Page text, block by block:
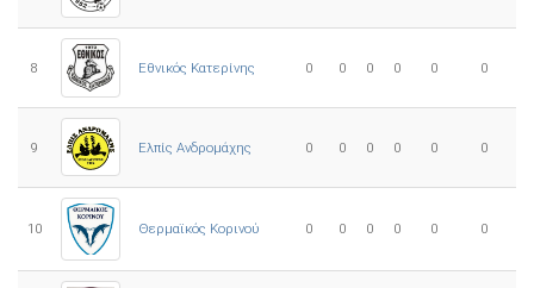
8 Εθνικός Κατερίνης 0 0 0 0 0 0
9 Ελπίς Ανδρομάχης 0 0 0 0 0 0
10 Θερμαϊκός Κορινού 0 0 0 0 0 0